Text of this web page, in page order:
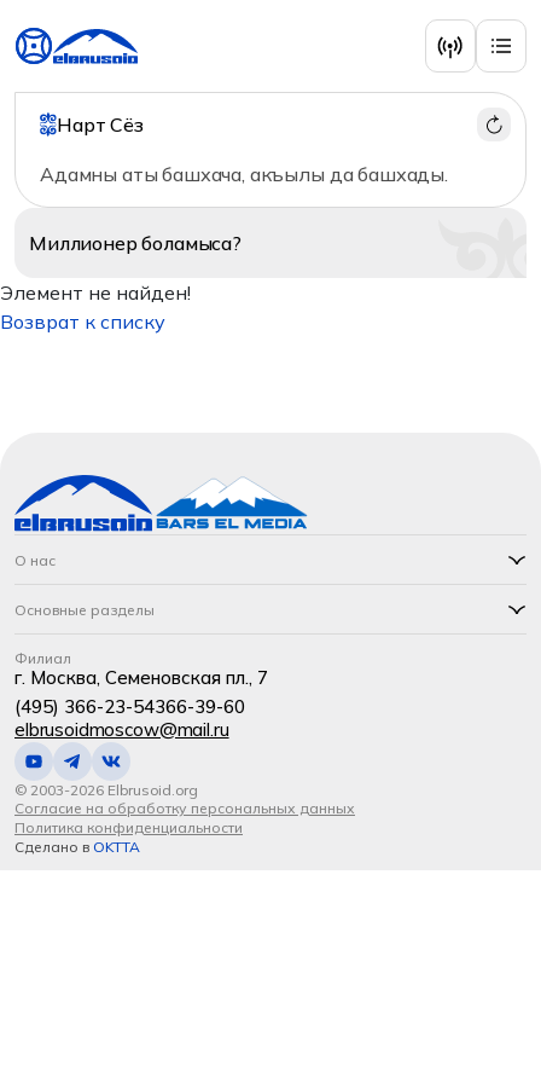
Нарт Сёз
Адамны аты башхача, акъылы да башхады.
Миллионерболамыса?
Элемент не найден!
Возврат к списку
О нас
Основные разделы
Филиал
г. Москва, Семеновская пл., 7
(495) 366-23-54366-39-60
elbrusoidmoscow@mail.ru
© 2003-2026 Elbrusoid.org
Согласие на обработку персональных данных
Политика конфиденциальности
Сделано в OKTTA